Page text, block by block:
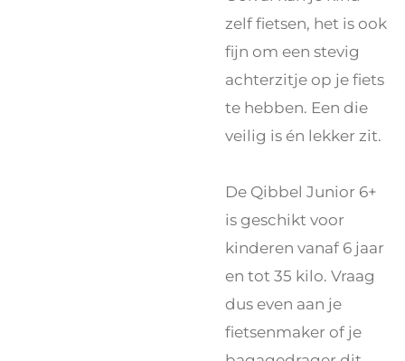
zelf fietsen, het is ook
fijn om een stevig
achterzitje op je fiets
te hebben. Een die
veilig is én lekker zit.
De Qibbel Junior 6+
is geschikt voor
kinderen vanaf 6 jaar
en tot 35 kilo. Vraag
dus even aan je
fietsenmaker of je